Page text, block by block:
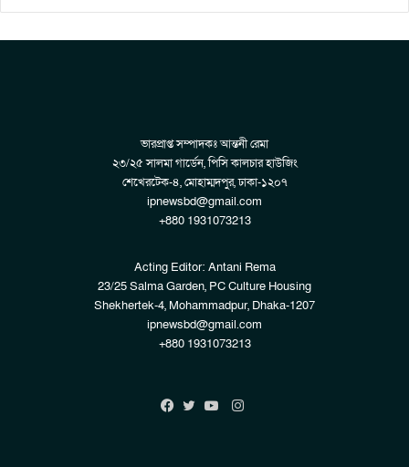
ভারপ্রাপ্ত সম্পাদকঃ আন্তনী রেমা
২৩/২৫ সালমা গার্ডেন, পিসি কালচার হাউজিং
শেখেরটেক-৪, মোহাম্মদপুর, ঢাকা-১২০৭
ipnewsbd@gmail.com
+880 1931073213
Acting Editor: Antani Rema
23/25 Salma Garden, PC Culture Housing
Shekhertek-4, Mohammadpur, Dhaka-1207
ipnewsbd@gmail.com
+880 1931073213
Instagram